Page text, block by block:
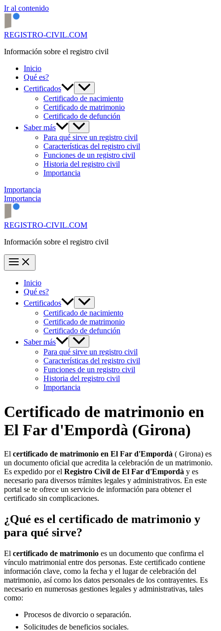
Ir al contenido
REGISTRO-CIVIL.COM
Información sobre el registro civil
Inicio
Qué es?
Certificados
Certificado de nacimiento
Certificado de matrimonio
Certificado de defunción
Saber más
Para qué sirve un registro civil
Características del registro civil
Funciones de un registro civil
Historia del registro civil
Importancia
Importancia
Importancia
REGISTRO-CIVIL.COM
Información sobre el registro civil
Inicio
Qué es?
Certificados
Certificado de nacimiento
Certificado de matrimonio
Certificado de defunción
Saber más
Para qué sirve un registro civil
Características del registro civil
Funciones de un registro civil
Historia del registro civil
Importancia
Certificado de matrimonio en
El Far d'Empordà (Girona)
El certificado de matrimonio en El Far d'Empordà ( Girona) es
un documento oficial que acredita la celebración de un matrimonio.
Es expedido por el Registro Civil de El Far d'Empordà y es
necesario para diversos trámites legales y administrativos. En este
portal se te ofrece un servicio de información para obtener el
certificado sin complicaciones.
¿Qué es el certificado de matrimonio y
para qué sirve?
El certificado de matrimonio es un documento que confirma el
vínculo matrimonial entre dos personas. Este certificado contiene
información clave, como la fecha y el lugar de celebración del
matrimonio, así como los datos personales de los contrayentes. Es
necesario en numerosas gestiones legales y administrativas, tales
como:
Procesos de divorcio o separación.
Solicitudes de beneficios sociales.